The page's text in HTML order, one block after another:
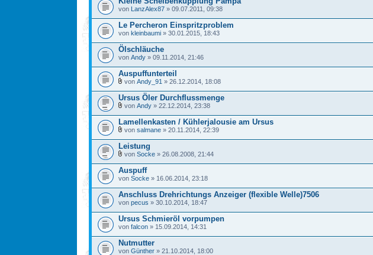
von LanzAlex87 » 09.07.2011, 09:38
Le Percheron Einspritzproblem
von kleinbaumi » 30.01.2015, 18:43
Ölschläuche
von Andy » 09.11.2014, 21:46
Auspuffunterteil
von Andy_91 » 26.12.2014, 18:08
Ursus Öler Durchflussmenge
von Andy » 22.12.2014, 23:38
Lamellenkasten / Kühlerjalousie am Ursus
von salmane » 20.11.2014, 22:39
Leistung
von Socke » 26.08.2008, 21:44
Auspuff
von Socke » 16.06.2014, 23:18
Anschluss Drehrichtungs Anzeiger (flexible Welle)7506
von pecus » 30.10.2014, 18:47
Ursus Schmieröl vorpumpen
von falcon » 15.09.2014, 14:31
Nutmutter
von Günther » 21.10.2014, 18:00